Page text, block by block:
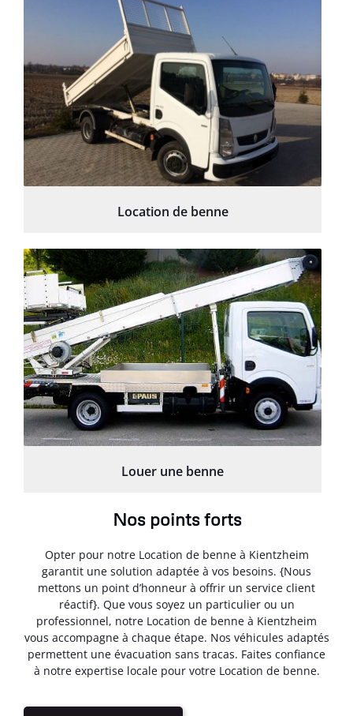
Location de benne
Louer une benne
Nos points forts
Opter pour notre Location de benne à Kientzheim
garantit une solution adaptée à vos besoins. {Nous
mettons un point d’honneur à offrir un service client
réactif}. Que vous soyez un particulier ou un
professionnel, notre Location de benne à Kientzheim
vous accompagne à chaque étape. Nos véhicules adaptés
permettent une évacuation sans tracas. Faites confiance
à notre expertise locale pour votre Location de benne.